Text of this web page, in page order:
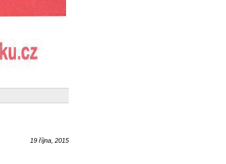
19 října, 2015